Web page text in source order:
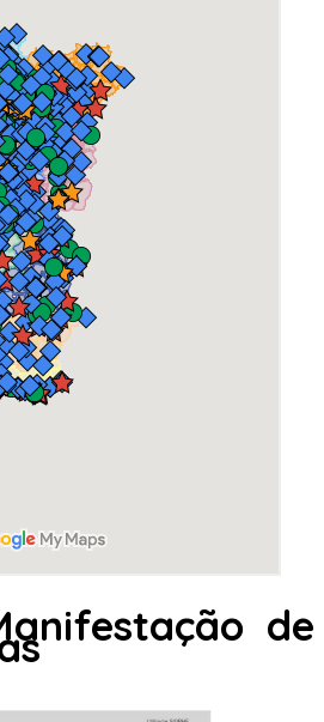
de